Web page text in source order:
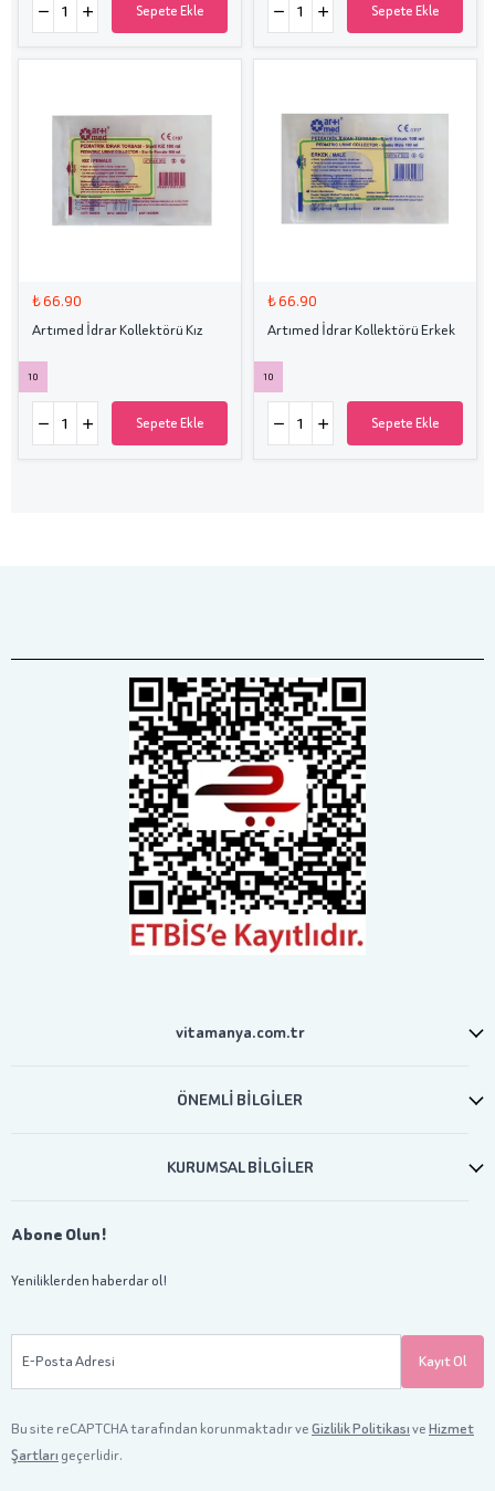
Sepete Ekle Sepete Ekle
₺ 66.90
Artımed İdrar Kollektörü Kız
10
Sepete Ekle
₺ 66.90
Artımed İdrar Kollektörü Erkek
10
Sepete Ekle
vitamanya.com.tr
ÖNEMLİ BİLGİLER
KURUMSAL BİLGİLER
Abone Olun!
Yeniliklerden haberdar ol!
E-Posta Adresi Kayıt Ol
Bu site reCAPTCHA tarafından korunmaktadır veGizlilik PolitikasıveHizmet
Şartları geçerlidir.